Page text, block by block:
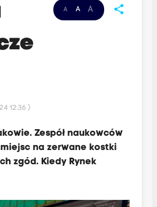
A A A share
12:36 )
Zespół naukowców
na zerwane kostki
zgód. Kiedy Rynek